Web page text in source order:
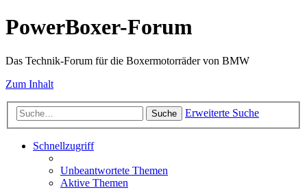
PowerBoxer-Forum
Das Technik-Forum für die Boxermotorräder von BMW
Zum Inhalt
Suche Erweiterte Suche
Schnellzugriff
Unbeantwortete Themen
Aktive Themen